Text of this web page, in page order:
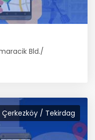
Bld./
Çerkezköy / Tekirdag